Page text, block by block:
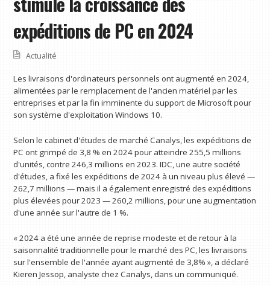
expéditions de PC en 2024
Actualité
Les livraisons d'ordinateurs personnels ont augmenté en 2024,
alimentées par le remplacement de l'ancien matériel par les
entreprises et par la fin imminente du support de Microsoft pour
son système d'exploitation Windows 10.
Selon le cabinet d'études de marché Canalys, les expéditions de
PC ont grimpé de 3,8 % en 2024 pour atteindre 255,5 millions
d'unités, contre 246,3 millions en 2023. IDC, une autre société
d'études, a fixé les expéditions de 2024 à un niveau plus élevé —
262,7 millions — mais il a également enregistré des expéditions
plus élevées pour 2023 — 260,2 millions, pour une augmentation
d'une année sur l'autre de 1 %.
« 2024 a été une année de reprise modeste et de retour à la
saisonnalité traditionnelle pour le marché des PC, les livraisons
sur l'ensemble de l'année ayant augmenté de 3,8% », a déclaré
Kieren Jessop, analyste chez Canalys, dans un communiqué.